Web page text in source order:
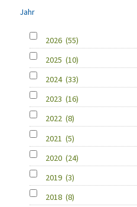
Jahr
2026 (55)
2025 (10)
2024 (33)
2023 (16)
2022 (8)
2021 (5)
2020 (24)
2019 (3)
2018 (8)